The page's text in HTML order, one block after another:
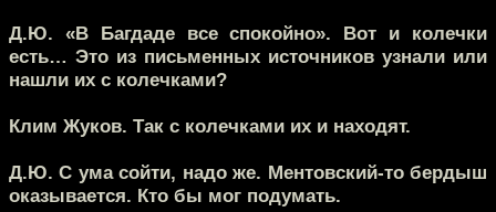
Д.Ю. «В Багдаде все спокойно». Вот и колечки
есть… Это из письменных источников узнали или
нашли их с колечками?
Клим Жуков. Так с колечками их и находят.
Д.Ю.С ума сойти, надо же. Ментовский-то бердыш
оказывается. Кто бы мог подумать.